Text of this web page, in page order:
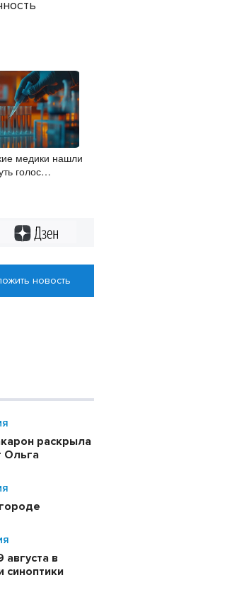
медики нашли
голос
новость
раскрыла
Ольга
в
синоптики